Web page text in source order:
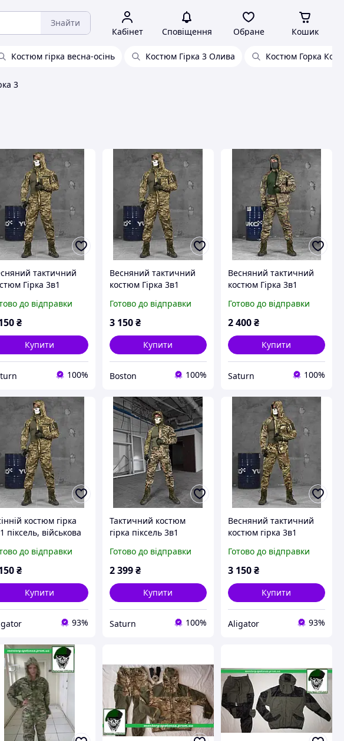
Знайти
Кабінет Сповіщення Обране Кошик
Костюм гірка весна-осінь Костюм Гірка 3 Олива Костюм Горка
3
тактичний
Гірка 3в1
форма
стоп піксель,
skk tor
до відправки
₴
Купити
100%
Весняний тактичний
костюм Гірка 3в1
демісезонна форма
ріп-стоп піксель,
fur try oll
Готово до відправки
3 150 ₴
Купити
Boston 100%
Весняний тактичний
костюм Гірка 3в1
демісезонна форма
ріп-стоп multicam,
skk tor
Готово до відправки
2 400₴
Купити
Saturn 100%
костюм гірка
піксель, військова
армійський
піксель
до відправки
₴
Купити
93%
Тактичний костюм
гірка піксель 3в1
чоловіча військова
польова форма
viy skk tor
Готово до відправки
2 399 ₴
Купити
Saturn 100%
Весняний тактичний
костюм гірка 3в1
демісезонна форма
ріп-стоп multicam,
Готово до відправки
3 150₴
Купити
Aligator 93%